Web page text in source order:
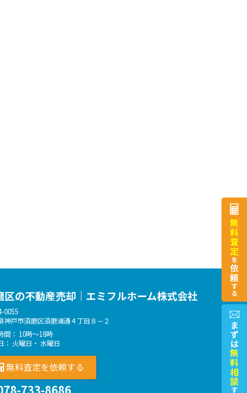
区の不動産売却｜エミフルホーム株式会社
0055
神戸市須磨区須磨浦通４丁目８－２
間： 10時～18時
： 火曜日・ 水曜日
無料査定を依頼する
733-8686